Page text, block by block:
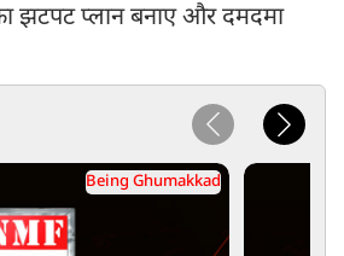
झटपट प्लान बनाए और दमदमा
Being Ghumakkad